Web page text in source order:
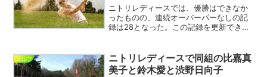
ニトリレディースでは、優勝はできなか
ったものの、連続オーバーパーなしの記
録は28となった。この記録を更新できる
を持つ選手がいっぱい出るので、この中
で渋野日向子プロがどこ...
ゴルフ
ニトリレディースで同組の比嘉真
美子と鈴木愛と渋野日向子